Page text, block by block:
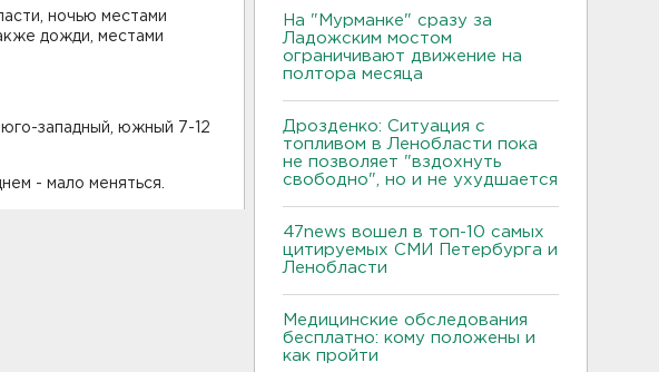
ночью местами
дожди, местами
западный, южный 7-12
- мало меняться.
На "Мурманке" сразу за
Ладожским мостом
ограничивают движение на
полтора месяца
Дрозденко: Ситуация с
топливом в Ленобласти пока
не позволяет "вздохнуть
свободно", но и не ухудшается
47news вошел в топ-10 самых
цитируемых СМИ Петербурга и
Ленобласти
Медицинские обследования
бесплатно: кому положены и
как пройти